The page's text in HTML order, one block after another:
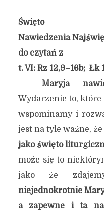
Święto
Nawiedzenia
do czytań z
t. VI: Rz 12,9–16b; Łk
Maryja
Wydarzenie to, które
wspominamy i
jest na tyle ważne,
jako święto
może się to
jako że
niejednokrotnie
a zapewne i ta